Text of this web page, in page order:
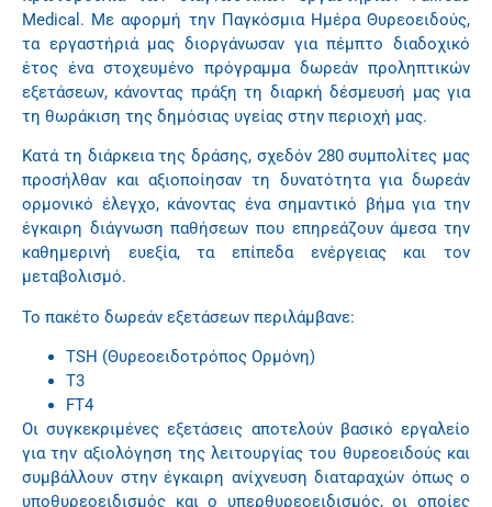
Medical. Με αφορμή την Παγκόσμια Ημέρα Θυρεοειδούς,
τα εργαστήριά μας διοργάνωσαν για πέμπτο διαδοχικό
έτος ένα στοχευμένο πρόγραμμα δωρεάν προληπτικών
εξετάσεων, κάνοντας πράξη τη διαρκή δέσμευσή μας για
τη θωράκιση της δημόσιας υγείας στην περιοχή μας.
Κατά τη διάρκεια της δράσης, σχεδόν 280 συμπολίτες μας
προσήλθαν και αξιοποίησαν τη δυνατότητα για δωρεάν
ορμονικό έλεγχο, κάνοντας ένα σημαντικό βήμα για την
έγκαιρη διάγνωση παθήσεων που επηρεάζουν άμεσα την
καθημερινή ευεξία, τα επίπεδα ενέργειας και τον
μεταβολισμό.
Το πακέτο δωρεάν εξετάσεων περιλάμβανε:
TSH (Θυρεοειδοτρόπος Ορμόνη)
Τ3
FT4
Οι συγκεκριμένες εξετάσεις αποτελούν βασικό εργαλείο
για την αξιολόγηση της λειτουργίας του θυρεοειδούς και
συμβάλλουν στην έγκαιρη ανίχνευση διαταραχών όπως ο
υποθυρεοειδισμός και ο υπερθυρεοειδισμός, οι οποίες